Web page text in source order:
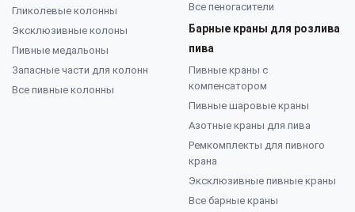
Гликолевые колонны
Эксклюзивные колоны
Пивные медальоны
Запасные части для колонн
Все пивные колонны
Все пеногасители
Барные краны для розлива
пива
Пивные краны с
компенсатором
Пивные шаровые краны
Азотные краны для пива
Ремкомплекты для пивного
крана
Эксклюзивные пивные краны
Все барные краны